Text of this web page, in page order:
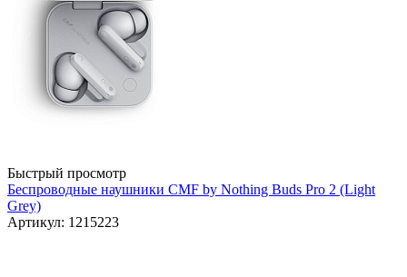
Быстрый просмотр
Беспроводные наушники CMF by Nothing Buds Pro 2 (Light
Grey)
Артикул: 1215223